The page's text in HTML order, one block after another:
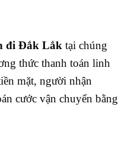
đi Đắk Lắk tại chúng
thức thanh toán linh
mặt, người nhận
cước vận chuyển bằng